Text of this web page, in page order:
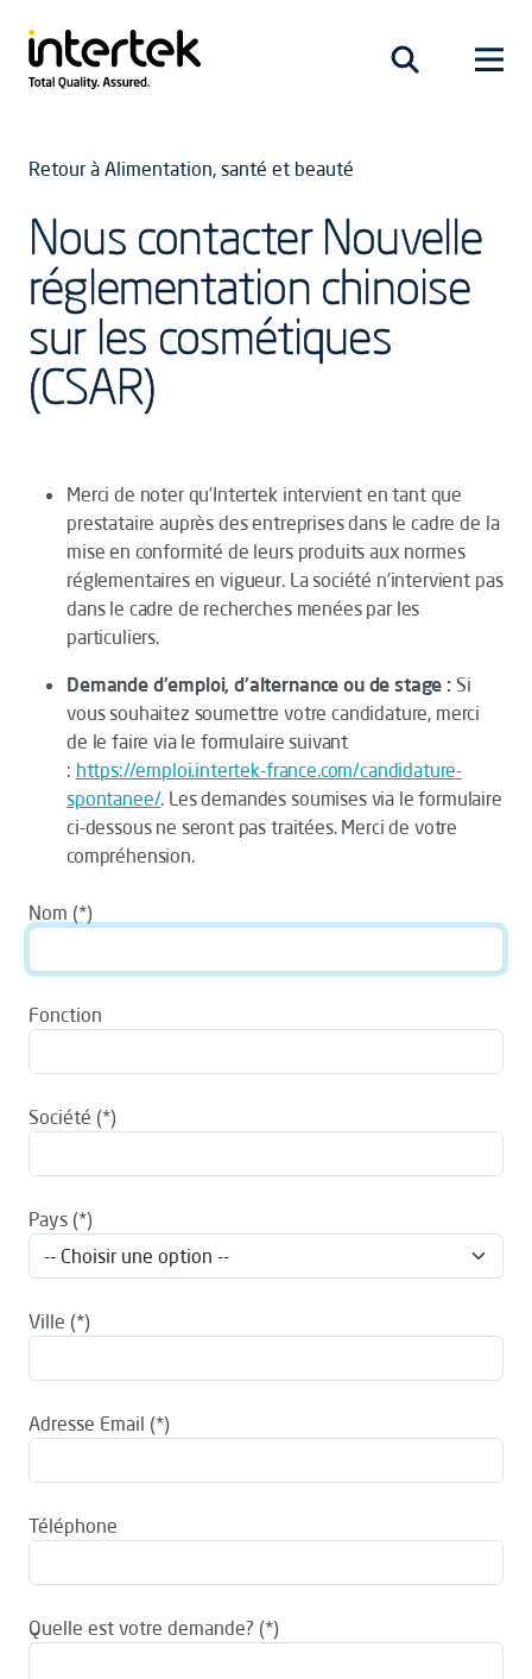
Retour à Alimentation, santé et beauté
Nous contacter Nouvelle
réglementation chinoise
sur les cosmétiques
(CSAR)
Merci de noter qu’Intertek intervient en tant que
prestataire auprès des entreprises dans le cadre de la
mise en conformité de leurs produits aux normes
réglementaires en vigueur. La société n’intervient pas
dans le cadre de recherches menées par les
particuliers.
Demande d'emploi, d'alternance ou de stage : Si
vous souhaitez soumettre votre candidature, merci
de le faire via le formulaire suivant
: https://emploi.intertek-france.com/candidature-
spontanee/. Les demandes soumises via le formulaire
ci-dessous ne seront pas traitées. Merci de votre
compréhension.
Nom
Fonction
Société
Pays
Ville
Adresse Email
Téléphone
Quelle est votre demande?